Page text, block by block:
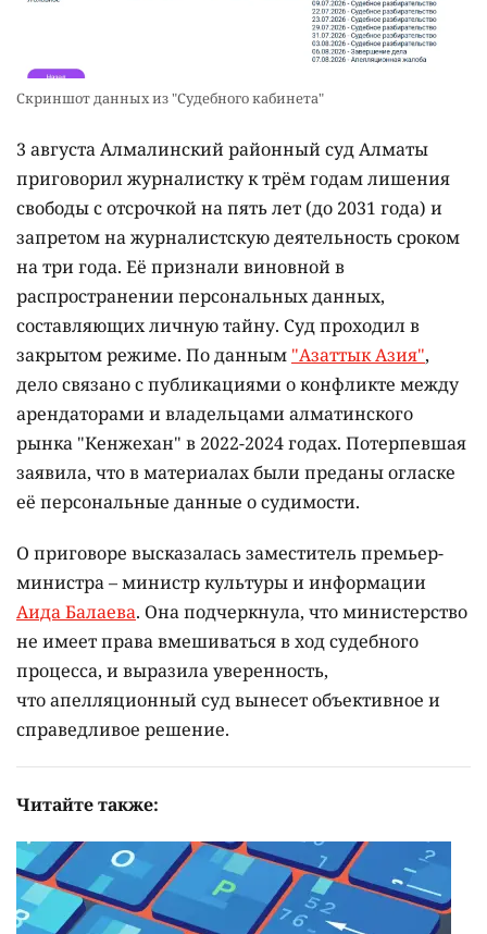
Скриншот данных из "Судебного кабинета"
3 августа Алмалинский районный суд Алматы
приговорил журналистку к трём годам лишения
свободы с отсрочкой на пять лет (до 2031 года) и
запретом на журналистскую деятельность сроком
на три года. Её признали виновной в
распространении персональных данных,
составляющих личную тайну. Суд проходил в
закрытом режиме. По данным "Азаттык Азия",
дело связано с публикациями о конфликте между
арендаторами и владельцами алматинского
рынка "Кенжехан" в 2022-2024 годах. Потерпевшая
заявила, что в материалах были преданы огласке
её персональные данные о судимости.
О приговоре высказалась заместитель премьер-
министра – министр культуры и информации
Аида Балаева. Она подчеркнула, что министерство
не имеет права вмешиваться в ход судебного
процесса, и выразила уверенность,
что апелляционный суд вынесет объективное и
справедливое решение.
Читайте также: